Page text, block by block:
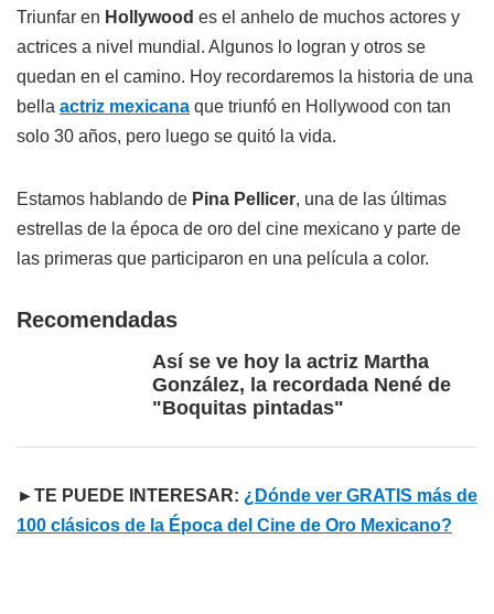
Triunfar en Hollywood es el anhelo de muchos actores y
actrices a nivel mundial. Algunos lo logran y otros se
quedan en el camino. Hoy recordaremos la historia de una
bella actriz mexicana que triunfó en Hollywood con tan
solo 30 años, pero luego se quitó la vida.
Estamos hablando de Pina Pellicer, una de las últimas
estrellas de la época de oro del cine mexicano y parte de
las primeras que participaron en una película a color.
Recomendadas
Así se ve hoy la actriz Martha
González, la recordada Nené de
"Boquitas pintadas"
►TE PUEDE INTERESAR: ¿Dónde ver GRATIS más de
100 clásicos de la Época del Cine de Oro Mexicano?